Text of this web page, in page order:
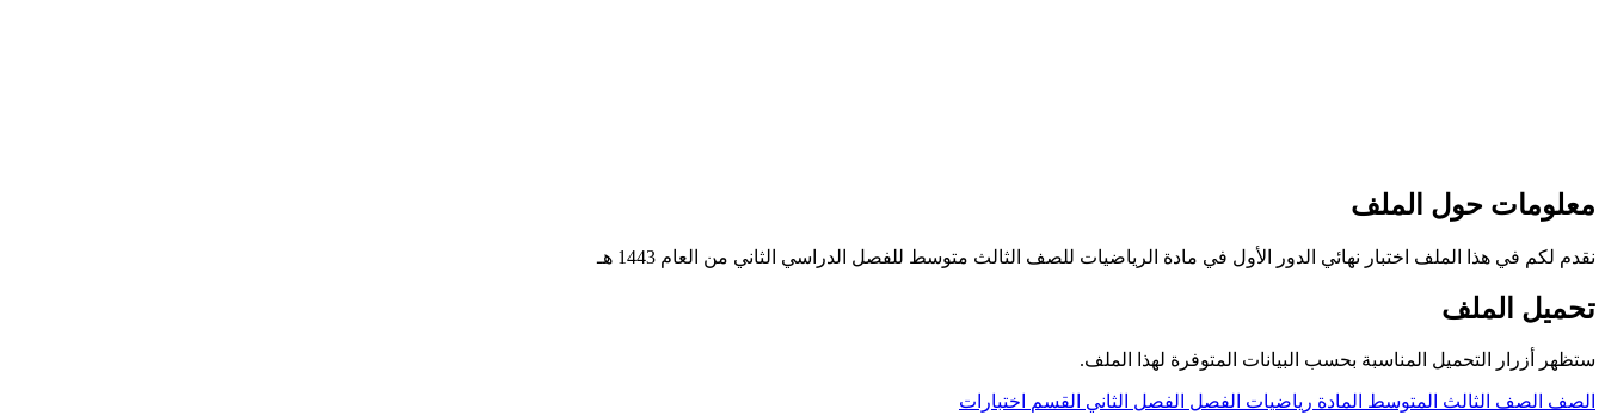
معلومات حول الملف
نقدم لكم في هذا الملف اختبار نهائي الدور الأول في مادة الرياضيات للصف الثالث متوسط للفصل الدراسي الثاني من العام 1443 هـ
تحميل الملف
ستظهر أزرار التحميل المناسبة بحسب البيانات المتوفرة لهذا الملف.
الصف الصف الثالث المتوسط المادة رياضيات الفصل الفصل الثاني القسم اختبارات